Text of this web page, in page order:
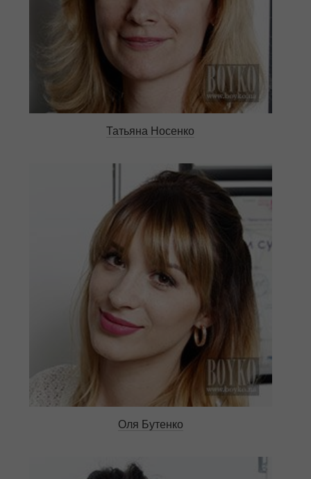
Татьяна Носенко
Оля Бутенко